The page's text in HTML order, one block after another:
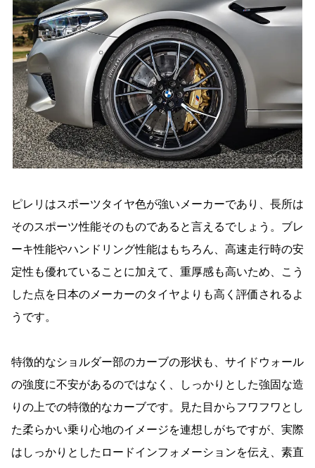
ピレリはスポーツタイヤ色が強いメーカーであり、長所は
そのスポーツ性能そのものであると言えるでしょう。ブレ
ーキ性能やハンドリング性能はもちろん、高速走行時の安
定性も優れていることに加えて、重厚感も高いため、こう
した点を日本のメーカーのタイヤよりも高く評価されるよ
うです。
特徴的なショルダー部のカーブの形状も、サイドウォール
の強度に不安があるのではなく、しっかりとした強固な造
りの上での特徴的なカーブです。見た目からフワフワとし
た柔らかい乗り心地のイメージを連想しがちですが、実際
はしっかりとしたロードインフォメーションを伝え、素直